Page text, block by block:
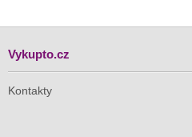
Vykupto.cz
Kontakty